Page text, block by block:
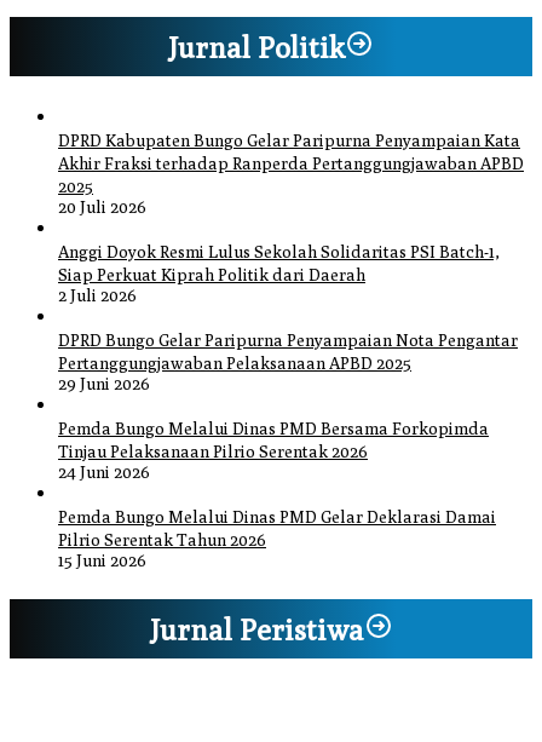
Jurnal Politik
DPRD Kabupaten Bungo Gelar Paripurna Penyampaian Kata
Akhir Fraksi terhadap Ranperda Pertanggungjawaban APBD
2025
20 Juli 2026
Anggi Doyok Resmi Lulus Sekolah Solidaritas PSI Batch-1,
Siap Perkuat Kiprah Politik dari Daerah
2 Juli 2026
DPRD Bungo Gelar Paripurna Penyampaian Nota Pengantar
Pertanggungjawaban Pelaksanaan APBD 2025
29 Juni 2026
Pemda Bungo Melalui Dinas PMD Bersama Forkopimda
Tinjau Pelaksanaan Pilrio Serentak 2026
24 Juni 2026
Pemda Bungo Melalui Dinas PMD Gelar Deklarasi Damai
Pilrio Serentak Tahun 2026
15 Juni 2026
Jurnal Peristiwa